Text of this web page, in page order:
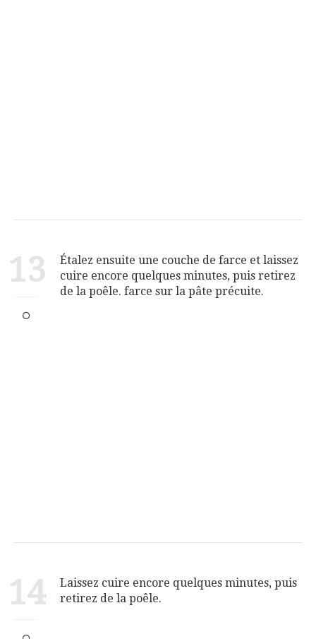
13
Étalez ensuite une couche de farce et laissez
cuire encore quelques minutes, puis retirez
de la poêle. farce sur la pâte précuite.
14
Laissez cuire encore quelques minutes, puis
retirez de la poêle.